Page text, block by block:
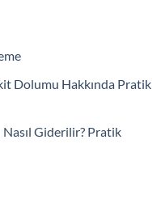
Dolumu Hakkında Pratik
Nasıl Giderilir? Pratik